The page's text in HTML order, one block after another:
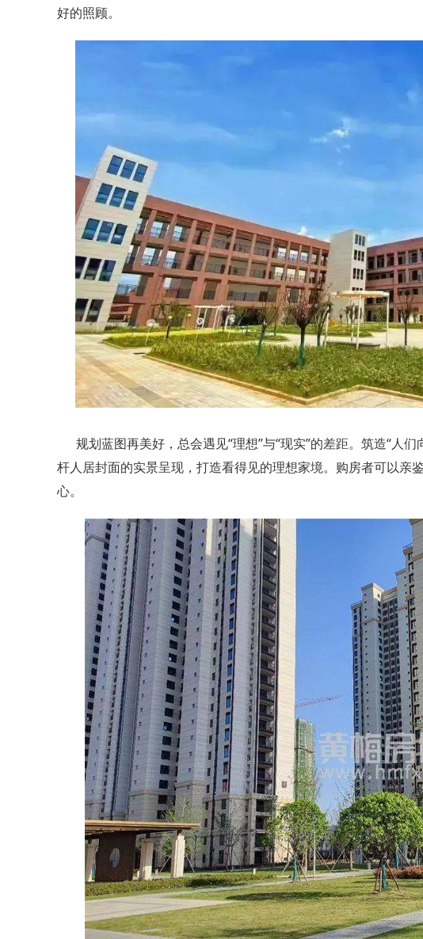
好的照顾。
规划蓝图再美好，总会遇见“理想”与“现实”的差距。 筑造“人们
杆人居封面的实景呈现， 打造看得见的理想家境。购房者可以亲
心。